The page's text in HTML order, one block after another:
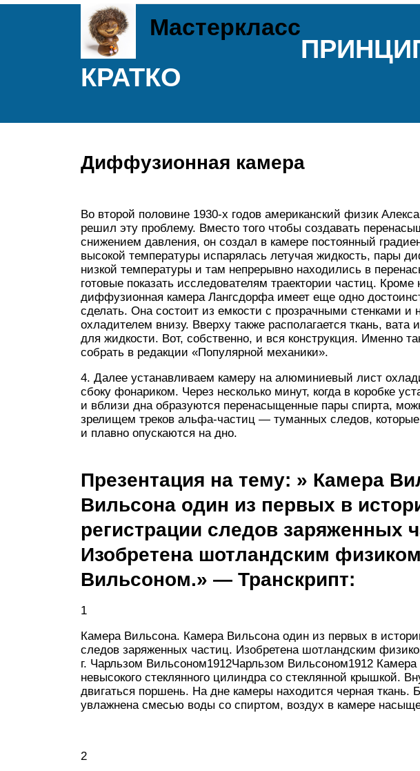
Мастеркласс
КРАТКО
Диффузионная камера
Во второй половине 1930-х годов американский физик
решил эту проблему. Вместо того чтобы создавать
снижением давления, он создал в камере постоянный
высокой температуры испарялась летучая жидкость, пары
низкой температуры и там непрерывно находились в
готовые показать исследователям траектории частиц.
диффузионная камера Лангсдорфа имеет еще одно
сделать. Она состоит из емкости с прозрачными стенками и
охладителем внизу. Вверху также располагается ткань,
для жидкости. Вот, собственно, и вся конструкция. Именно
собрать в редакции «Популярной механики».
4. Далее устанавливаем камеру на алюминиевый лист
сбоку фонариком. Через несколько минут, когда в коробке
и вблизи дна образуются перенасыщенные пары спирта,
зрелищем треков альфа-частиц — туманных следов,
и плавно опускаются на дно.
Презентация на тему: » Камера
Вильсона один из первых в
регистрации следов заряженных
Изобретена шотландским
Вильсоном.» — Транскрипт:
1
Камера Вильсона. Камера Вильсона один из первых в
следов заряженных частиц. Изобретена шотландским
г. Чарльзом Вильсоном1912Чарльзом Вильсоном1912 Камера
невысокого стеклянного цилиндра со стеклянной крышкой.
двигаться поршень. На дне камеры находится черная ткань.
увлажнена смесью воды со спиртом, воздух в камере
2